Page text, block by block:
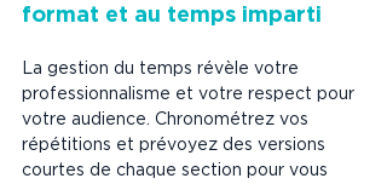
format et au temps imparti
La gestion du temps révèle votre
professionnalisme et votre respect pour
votre audience. Chronométrez vos
répétitions et prévoyez des versions
courtes de chaque section pour vous